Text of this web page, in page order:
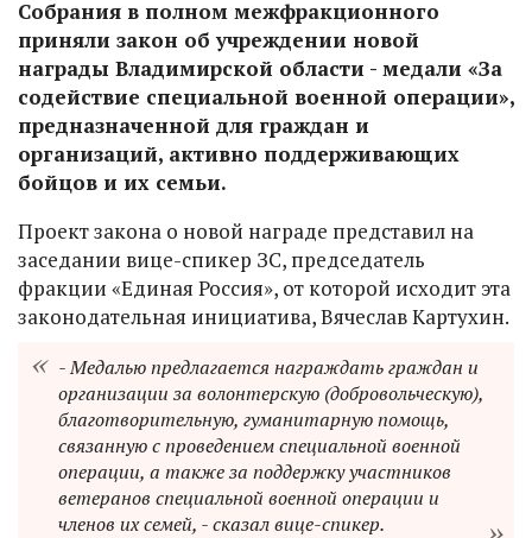
Собрания в полном межфракционного
приняли закон об учреждении новой
награды Владимирской области - медали «За
содействие специальной военной операции»,
предназначенной для граждан и
организаций, активно поддерживающих
бойцов и их семьи.
Проект закона о новой награде представил на
заседании вице-спикер ЗС, председатель
фракции «Единая Россия», от которой исходит эта
законодательная инициатива, Вячеслав Картухин.
- Медалью предлагается награждать граждан и
организации за волонтерскую (добровольческую),
благотворительную, гуманитарную помощь,
связанную с проведением специальной военной
операции, а также за поддержку участников
ветеранов специальной военной операции и
членов их семей, - сказал вице-спикер.